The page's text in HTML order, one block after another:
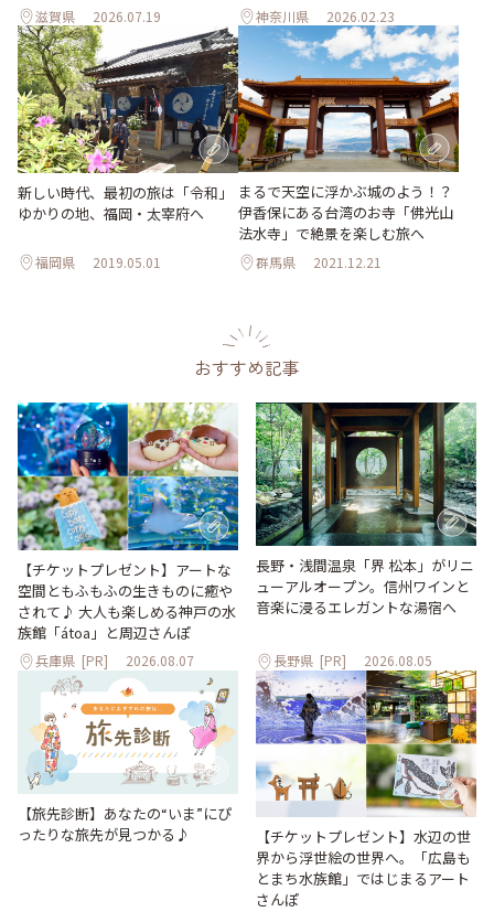
滋賀県 2026.07.19 神奈川県 2026.02.23
新しい時代、最初の旅は「令和」
ゆかりの地、福岡・太宰府へ
福岡県 2019.05.01
まるで天空に浮かぶ城のよう！？
伊香保にある台湾のお寺「佛光山
法水寺」で絶景を楽しむ旅へ
群馬県 2021.12.21
おすすめ記事
【チケットプレゼント】アートな
空間ともふもふの生きものに癒や
されて♪ 大人も楽しめる神戸の水
族館「átoa」と周辺さんぽ
兵庫県 [PR] 2026.08.07
長野・浅間温泉「界 松本」がリニ
ューアルオープン。信州ワインと
音楽に浸るエレガントな湯宿へ
長野県 [PR] 2026.08.05
【旅先診断】あなたの“いま”にぴ
ったりな旅先が見つかる♪
【チケットプレゼント】水辺の世
界から浮世絵の世界へ。「広島も
とまち水族館」ではじまるアート
さんぽ